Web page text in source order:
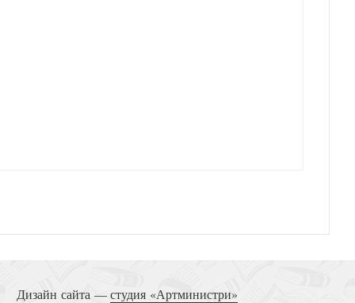
Дизайн сайта —студия «Артминистри»